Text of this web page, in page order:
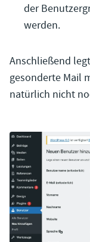
der
werden.
Anschließend
gesonderte Mail
natürlich nicht